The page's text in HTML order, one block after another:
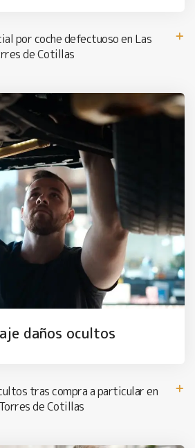
por coche defectuoso en Las
de Cotillas
daños ocultos
tras compra a particular en
de Cotillas